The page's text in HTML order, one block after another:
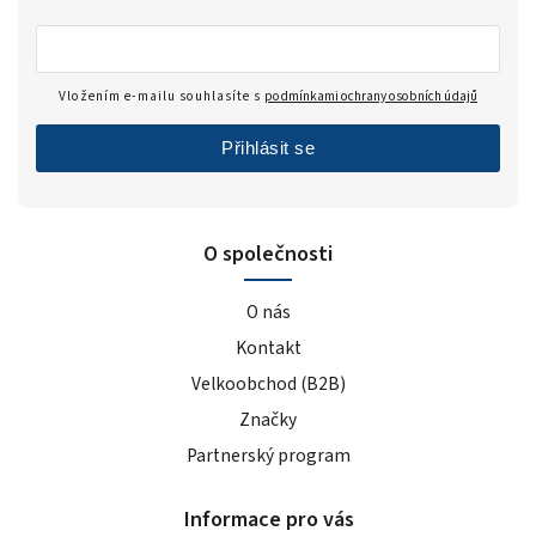
O společnosti
O nás
Kontakt
Velkoobchod (B2B)
Značky
Partnerský program
Informace pro vás
Vložením e-mailu souhlasíte s podmínkami ochrany osobních údajů
Přihlásit se